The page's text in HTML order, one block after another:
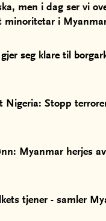
men i dag ser vi
minoritetar i
seg klare til
Nigeria: Stopp
Myanmar herjes
tjener - samler